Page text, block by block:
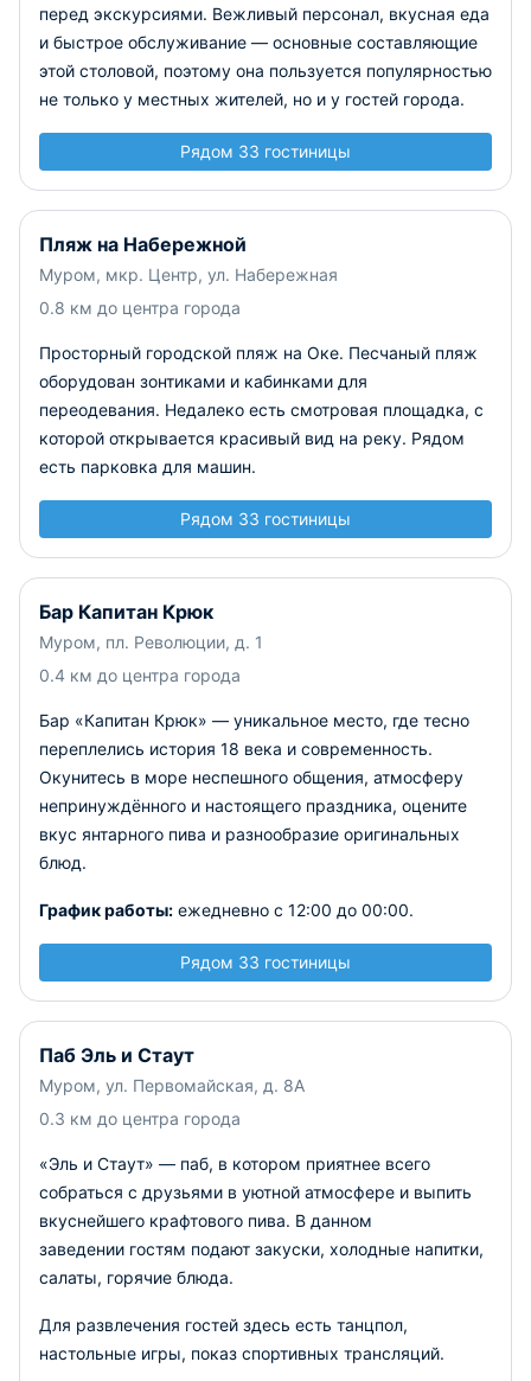
перед экскурсиями. Вежливый персонал, вкусная еда
и быстрое обслуживание — основные составляющие
этой столовой, поэтому она пользуется популярностью
не только у местных жителей, но и у гостей города.
Рядом 33 гостиницы
Пляж на Набережной
Муром, мкр. Центр, ул. Набережная
0.8 км до центра города
Просторный городской пляж на Оке. Песчаный пляж
оборудован зонтиками и кабинками для
переодевания. Недалеко есть смотровая площадка, с
которой открывается красивый вид на реку. Рядом
есть парковка для машин.
Рядом 33 гостиницы
Бар Капитан Крюк
Муром, пл. Революции, д. 1
0.4 км до центра города
Бар «Капитан Крюк» — уникальное место, где тесно
переплелись история 18 века и современность.
Окунитесь в море неспешного общения, атмосферу
непринуждённого и настоящего праздника, оцените
вкус янтарного пива и разнообразие оригинальных
блюд.
График работы: ежедневно с 12:00 до 00:00.
Рядом 33 гостиницы
Паб Эль и Стаут
Муром, ул. Первомайская, д. 8А
0.3 км до центра города
«Эль и Стаут» — паб, в котором приятнее всего
собраться с друзьями в уютной атмосфере и выпить
вкуснейшего крафтового пива. В данном
заведении гостям подают закуски, холодные напитки,
салаты, горячие блюда.
Для развлечения гостей здесь есть танцпол,
настольные игры, показ спортивных трансляций.